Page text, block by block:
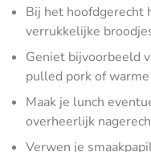
Bij het hoofdgerecht
verrukkelijke
Geniet bijvoorbeeld
pulled pork of
Maak je lunch
overheerlijk
Verwen je